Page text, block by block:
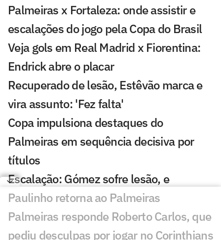
Palmeiras x Fortaleza: onde assistir e
escalações do jogo pela Copa do Brasil
Veja gols em Real Madrid x Fiorentina:
Endrick abre o placar
Recuperado de lesão, Estêvão marca e
vira assunto: 'Fez falta'
Copa impulsiona destaques do
Palmeiras em sequência decisiva por
títulos
Escalação: Gómez sofre lesão, e
Paulinho retorna ao Palmeiras
Palmeiras responde Roberto Carlos, que
pediu desculpas por jogar no Corinthians